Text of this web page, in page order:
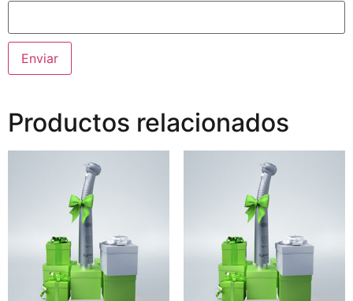
Productos relacionados